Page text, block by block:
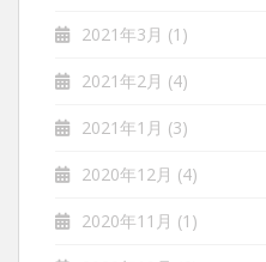
2021年3月 (1)
2021年2月 (4)
2021年1月 (3)
2020年12月 (4)
2020年11月 (1)